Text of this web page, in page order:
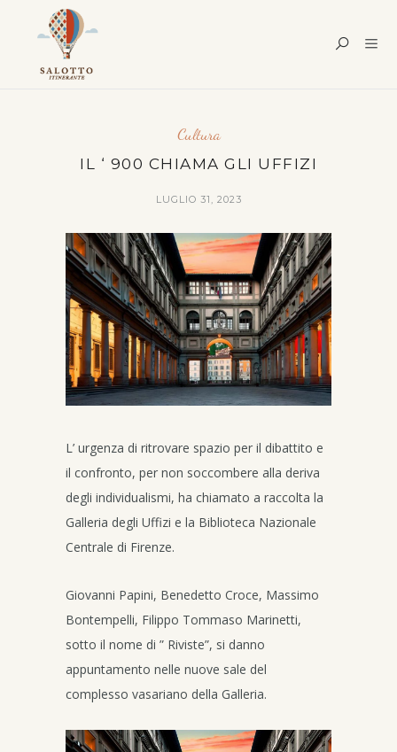
Cultura
IL ‘ 900 CHIAMA GLI UFFIZI
LUGLIO 31, 2023
L’ urgenza di ritrovare spazio per il dibattito e
il confronto, per non soccombere alla deriva
degli individualismi, ha chiamato a raccolta la
Galleria degli Uffizi e la Biblioteca Nazionale
Centrale di Firenze.
Giovanni Papini, Benedetto Croce, Massimo
Bontempelli, Filippo Tommaso Marinetti,
sotto il nome di ” Riviste”, si danno
appuntamento nelle nuove sale del
complesso vasariano della Galleria.